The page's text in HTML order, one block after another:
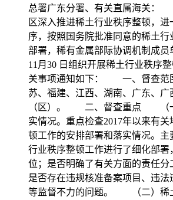
总署广东分署、有关直属海关
区深入推进稀土行业秩序整顿，
序，按照国务院批准同意的稀土
部署，稀有金属部际协调机制成员
11月30 日组织开展稀土行业秩序
关事项通知如下： 一、督查
苏、福建、江西、湖南、广东、广
（区）。 二、督查重点 （一
实情况。重点检查2017年以来有
顿工作的安排部署和落实情况。主
行业秩序整顿工作进行了细化部署
位；是否明确了有关方面的责任分
是否存在违规核准备案项目、违法
等监督不力的问题。 （二）稀